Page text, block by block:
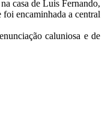
casa de Luis Fernando,
foi encaminhada a central
caluniosa e de